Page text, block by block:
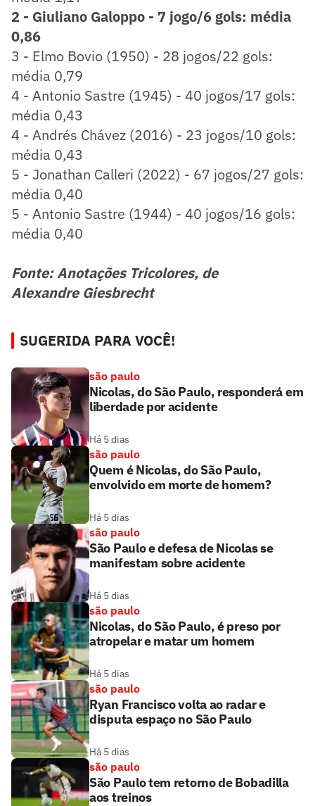
2 - Giuliano Galoppo - 7 jogo/6 gols: média
0,86
3 - Elmo Bovio (1950) - 28 jogos/22 gols:
média 0,79
4 - Antonio Sastre (1945) - 40 jogos/17 gols:
média 0,43
4 - Andrés Chávez (2016) - 23 jogos/10 gols:
média 0,43
5 - Jonathan Calleri (2022) - 67 jogos/27 gols:
média 0,40
5 - Antonio Sastre (1944) - 40 jogos/16 gols:
média 0,40
Fonte: Anotações Tricolores, de
Alexandre Giesbrecht
SUGERIDA PARA VOCÊ!
são paulo
Nicolas, do São Paulo, responderá em
liberdade por acidente
Há 5 dias
são paulo
Quem é Nicolas, do São Paulo,
envolvido em morte de homem?
Há 5 dias
são paulo
São Paulo e defesa de Nicolas se
manifestam sobre acidente
Há 5 dias
são paulo
Nicolas, do São Paulo, é preso por
atropelar e matar um homem
Há 5 dias
são paulo
Ryan Francisco volta ao radar e
disputa espaço no São Paulo
Há 5 dias
são paulo
São Paulo tem retorno de Bobadilla
aos treinos